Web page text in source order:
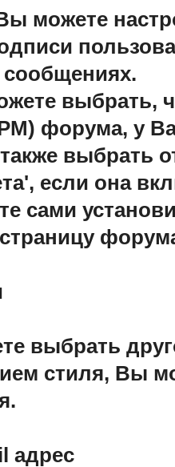
можете
выбрать,
форума, у
выбрать
если она
сами
выбрать
стиля, Вы
адрес